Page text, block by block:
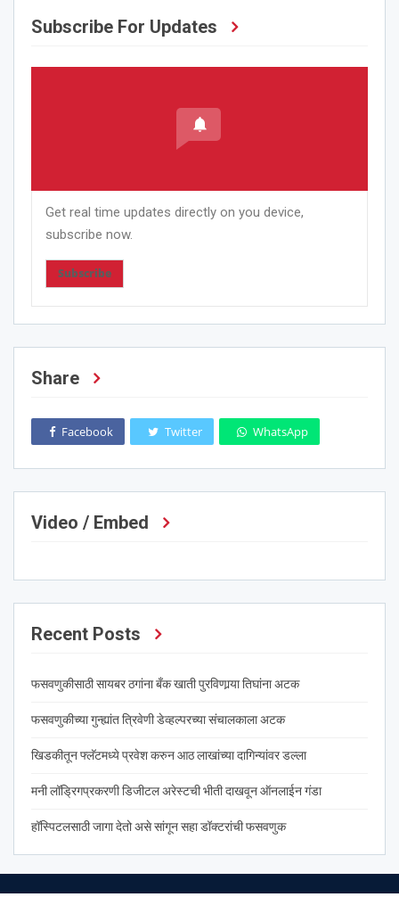
Subscribe For Updates
Get real time updates directly on you device,
subscribe now.
Subscribe
Share
Facebook Twitter WhatsApp
Video / Embed
Recent Posts
फसवणुकीसाठी सायबर ठगांना बँक खाती पुरविणार्‍या तिघांना अटक
फसवणुकीच्या गुन्ह्यांत त्रिवेणी डेव्हल्परच्या संचालकाला अटक
खिडकीतून फ्लॅटमध्ये प्रवेश करुन आठ लाखांच्या दागिन्यांवर डल्ला
मनी लॉड्रिगप्रकरणी डिजीटल अरेस्टची भीती दाखवून ऑनलाईन गंडा
हॉस्पिटलसाठी जागा देतो असे सांगून सहा डॉक्टरांची फसवणुक